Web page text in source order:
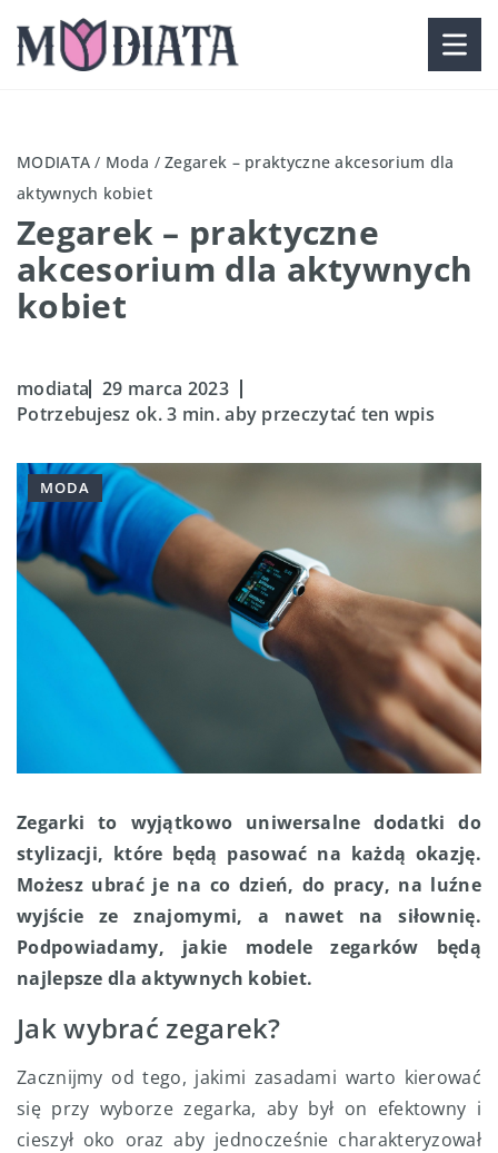
MODIATA / Moda /Zegarek – praktyczne akcesorium dla
aktywnych kobiet
Zegarek – praktyczne
akcesorium dla aktywnych
kobiet
modiata 29 marca 2023
Potrzebujesz ok. 3 min. aby przeczytać ten wpis
MODA
Zegarki to wyjątkowo uniwersalne dodatki do
stylizacji, które będą pasować na każdą okazję.
Możesz ubrać je na co dzień, do pracy, na luźne
wyjście ze znajomymi, a nawet na siłownię.
Podpowiadamy, jakie modele zegarków będą
najlepsze dla aktywnych kobiet.
Jak wybrać zegarek?
Zacznijmy od tego, jakimi zasadami warto kierować
się przy wyborze zegarka, aby był on efektowny i
cieszył oko oraz aby jednocześnie charakteryzował